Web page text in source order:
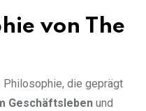
von The
die geprägt
Geschäftsleben und